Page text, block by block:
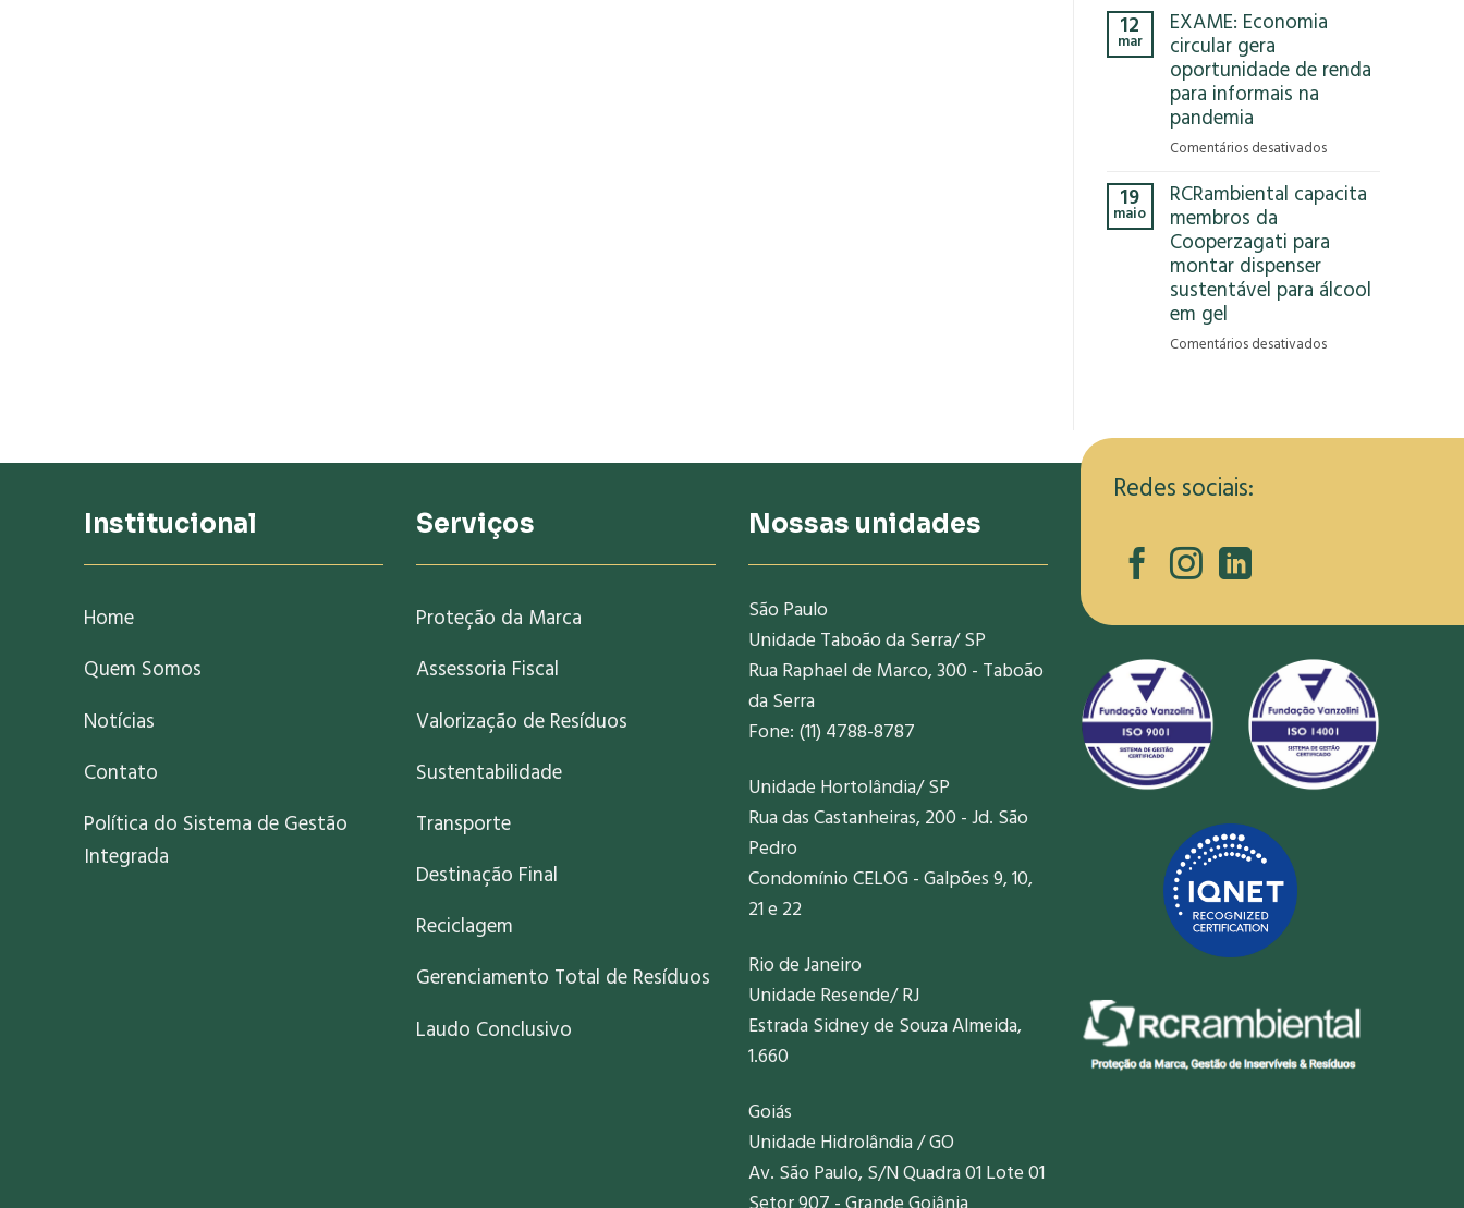
combate
Covid-
doa
para
da
Serra
12
mar
EXAME: Economia
circular gera
oportunidade de renda
para informais na
pandemia
Comentários desativadosem
Economia
gera
de
informais
19
maio
RCRambiental capacita
membros da
Cooperzagati para
montar dispenser
sustentável para álcool
em gel
Comentários desativadosem
da
Institucional
Home
Quem Somos
Notícias
Contato
Política do Sistema de Gestão
Integrada
Serviços
Proteção da Marca
Assessoria Fiscal
Valorização de Resíduos
Sustentabilidade
Transporte
Destinação Final
Reciclagem
Gerenciamento Total de Resíduos
Laudo Conclusivo
Nossas unidades
São Paulo
Unidade Taboão da Serra/ SP
Rua Raphael de Marco, 300 - Taboão
da Serra
Fone: (11) 4788-8787
Unidade Hortolândia/ SP
Rua das Castanheiras, 200 - Jd. São
Pedro
Condomínio CELOG - Galpões 9, 10,
21 e 22
Rio de Janeiro
Unidade Resende/ RJ
Estrada Sidney de Souza Almeida,
1.660
Goiás
Unidade Hidrolândia / GO
Av. São Paulo, S/N Quadra 01 Lote 01
Redes sociais: